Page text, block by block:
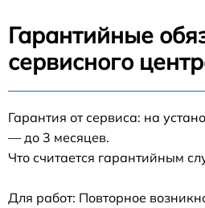
Гарантийные
сервисного
Гарантия от сервиса: на
— до 3 месяцев.
Что считается гарантийным
Для работ: Повторное